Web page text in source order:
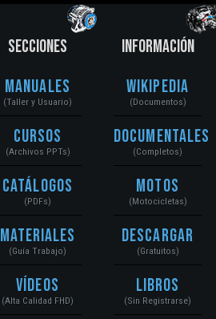
SECCIONES
Manuales
(Taller y Usuario)
Cursos
(Archivos PPTs)
Catálogos
(PDFs)
Materiales
(Guía Trabajo)
Vídeos
(Alta Calidad FHD)
INFORMACIÓN
Wikipedia
(Documentos)
Documentales
(Completos)
Motos
(Motocicletas)
Descargar
(Gratuitos)
Libros
(Sin Registrarse)